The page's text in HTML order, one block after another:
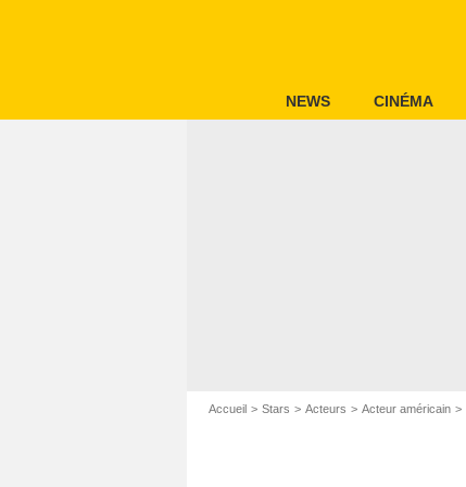
NEWS CINÉMA
Accueil Stars Acteurs Acteur américain